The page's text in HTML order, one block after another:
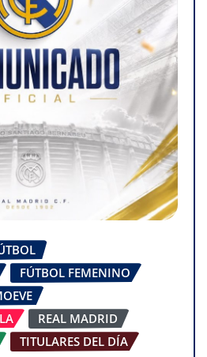
FÚTBOL FEMENINO
REAL MADRID
TITULARES DEL DÍA